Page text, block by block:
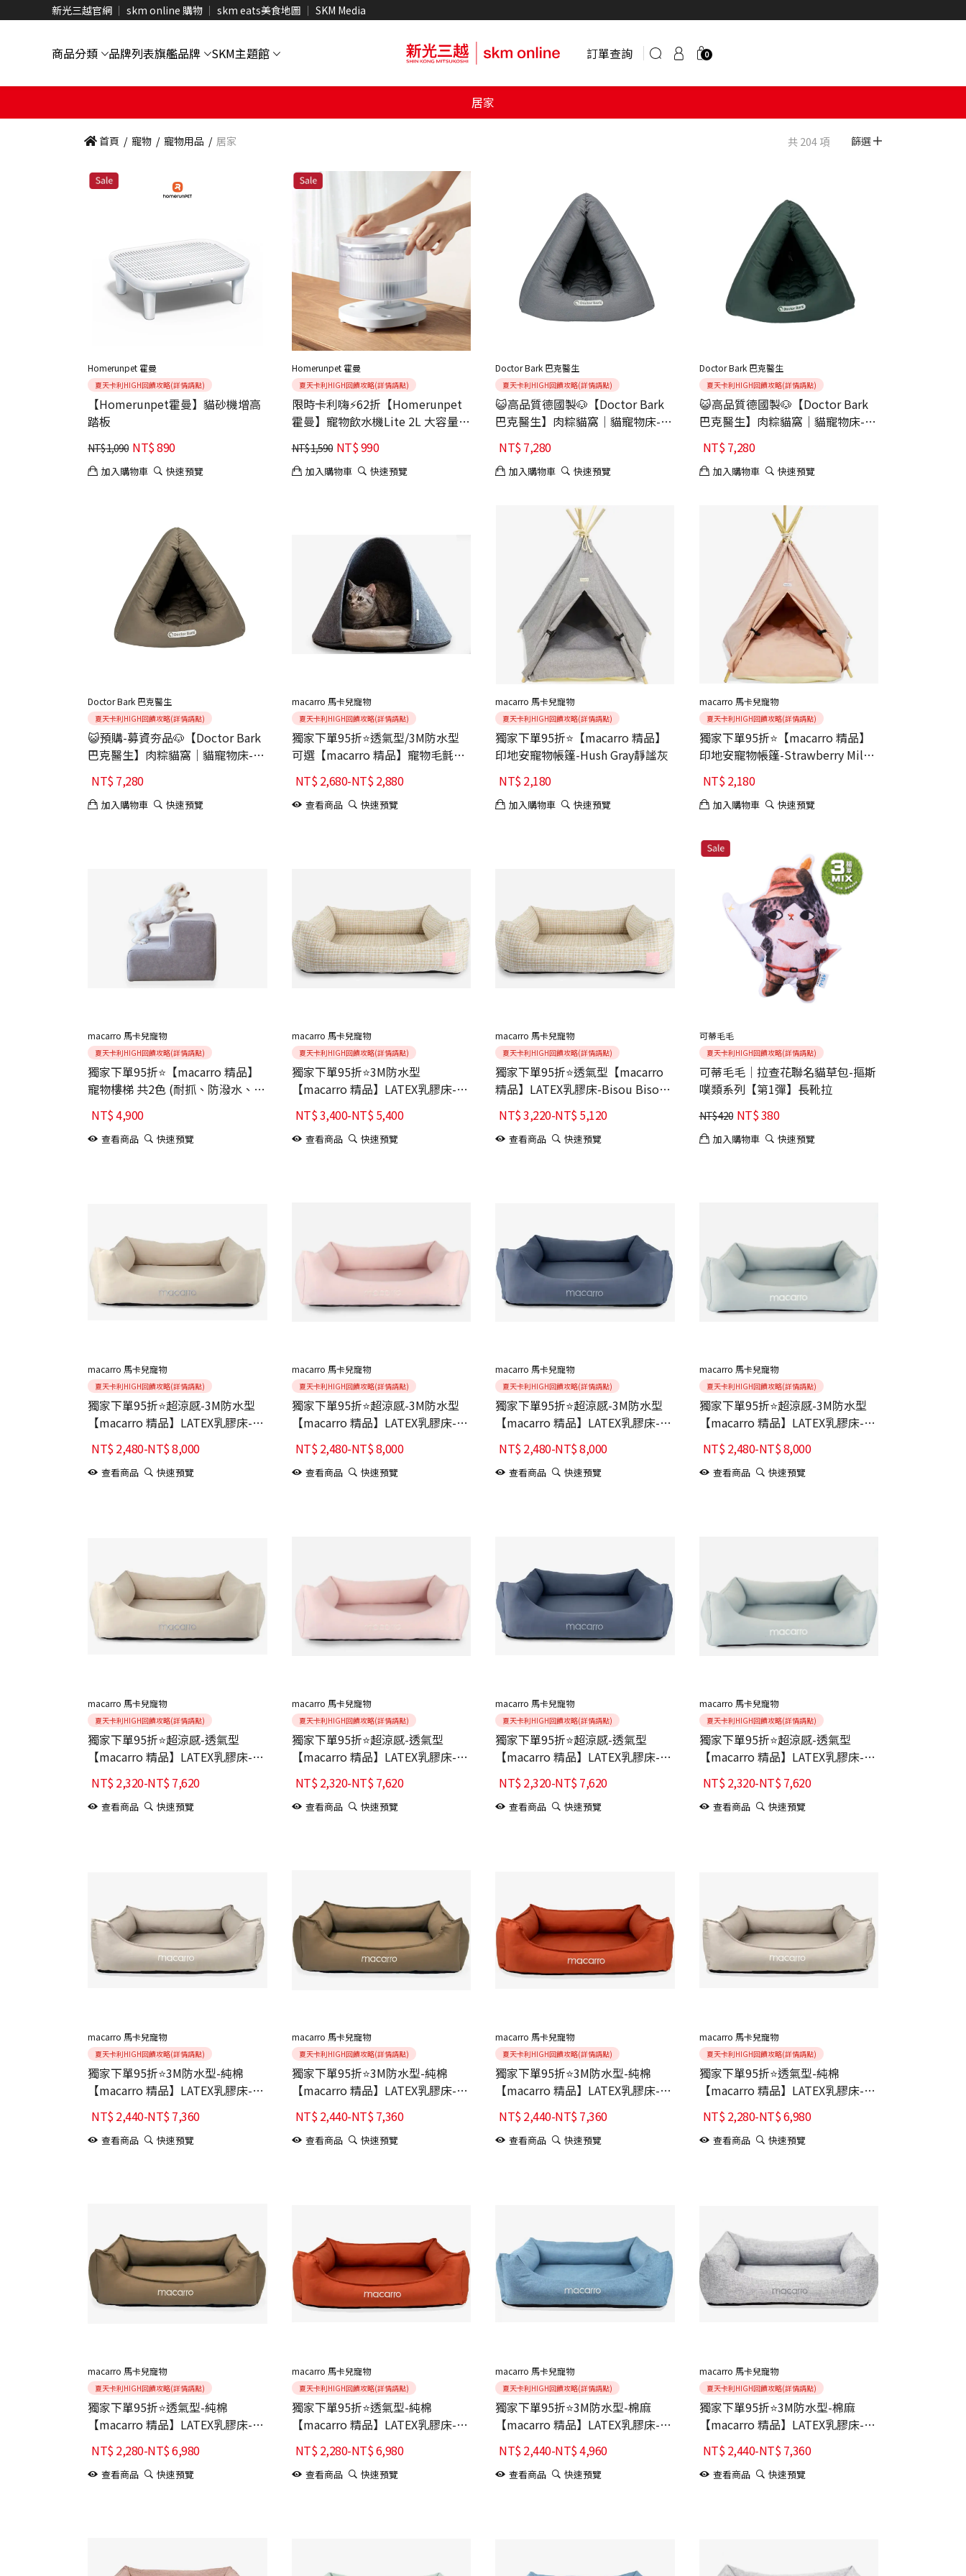
新光三越官網 skm online 購物 skm eats美食地圖 SKM Media
商品分類 品牌列表旗艦品牌 SKM主題館 訂單查詢 0
居家
首頁 / 寵物 / 寵物用品 / 居家 篩選
共 204 項
Homerunpet 霍曼
夏天卡利HIGH回饋攻略(詳情請點)
【Homerunpet霍曼】貓砂機增高
踏板
NT$1,090 NT$890
加入購物車 快速預覽
Homerunpet 霍曼
夏天卡利HIGH回饋攻略(詳情請點)
限時卡利嗨⚡62折【Homerunpet
霍曼】寵物飲水機Lite 2L 大容量
(水電分離設計)
NT$1,590 NT$990
加入購物車 快速預覽
Doctor Bark 巴克醫生
夏天卡利HIGH回饋攻略(詳情請點)
😺高品質德國製🐶【Doctor Bark
巴克醫生】肉粽貓窩｜貓寵物床-海
鷗灰
NT$7,280
加入購物車 快速預覽
Doctor Bark 巴克醫生
夏天卡利HIGH回饋攻略(詳情請點)
😺高品質德國製🐶【Doctor Bark
巴克醫生】肉粽貓窩｜貓寵物床-森
林綠
NT$7,280
加入購物車 快速預覽
Doctor Bark 巴克醫生
夏天卡利HIGH回饋攻略(詳情請點)
😺預購-募資夯品🐶【Doctor Bark
巴克醫生】肉粽貓窩｜貓寵物床-大
地棕
NT$7,280
加入購物車 快速預覽
macarro 馬卡兒寵物
夏天卡利HIGH回饋攻略(詳情請點)
獨家下單95折⭐透氣型/3M防水型
可選【macarro 精品】寵物毛氈圓
弧型LATEX乳膠睡窩
NT$2,680-NT$2,880
查看商品 快速預覽
macarro 馬卡兒寵物
夏天卡利HIGH回饋攻略(詳情請點)
獨家下單95折⭐【macarro 精品】
印地安寵物帳篷-Hush Gray靜謐灰
NT$2,180
加入購物車 快速預覽
macarro 馬卡兒寵物
夏天卡利HIGH回饋攻略(詳情請點)
獨家下單95折⭐【macarro 精品】
印地安寵物帳篷-Strawberry Milk
Shake草莓奶昔
NT$2,180
加入購物車 快速預覽
macarro 馬卡兒寵物
夏天卡利HIGH回饋攻略(詳情請點)
獨家下單95折⭐【macarro 精品】
寵物樓梯 共2色 (耐抓、防潑水、抗
污、不沾毛)/關節照顧
NT$4,900
查看商品 快速預覽
macarro 馬卡兒寵物
夏天卡利HIGH回饋攻略(詳情請點)
獨家下單95折⭐3M防水型
【macarro 精品】LATEX乳膠床-
Bisou Bisou聯名款 雪尼爾布料
NT$3,400-NT$5,400
查看商品 快速預覽
macarro 馬卡兒寵物
夏天卡利HIGH回饋攻略(詳情請點)
獨家下單95折⭐透氣型【macarro
精品】LATEX乳膠床-Bisou Bisou
聯名款 雪尼爾布料
NT$3,220-NT$5,120
查看商品 快速預覽
可蒂毛毛
夏天卡利HIGH回饋攻略(詳情請點)
可蒂毛毛│拉查花聯名貓草包-摳斯
噗類系列【第1彈】長靴拉
NT$420 NT$380
加入購物車 快速預覽
macarro 馬卡兒寵物
夏天卡利HIGH回饋攻略(詳情請點)
獨家下單95折⭐超涼感-3M防水型
【macarro 精品】LATEX乳膠床-卡
NT$2,480-NT$8,000
查看商品 快速預覽
macarro 馬卡兒寵物
夏天卡利HIGH回饋攻略(詳情請點)
獨家下單95折⭐超涼感-3M防水型
【macarro 精品】LATEX乳膠床-柔
紗粉
NT$2,480-NT$8,000
查看商品 快速預覽
macarro 馬卡兒寵物
夏天卡利HIGH回饋攻略(詳情請點)
獨家下單95折⭐超涼感-3M防水型
【macarro 精品】LATEX乳膠床-深
NT$2,480-NT$8,000
查看商品 快速預覽
macarro 馬卡兒寵物
夏天卡利HIGH回饋攻略(詳情請點)
獨家下單95折⭐超涼感-3M防水型
【macarro 精品】LATEX乳膠床-鼠
尾草綠
NT$2,480-NT$8,000
查看商品 快速預覽
macarro 馬卡兒寵物
夏天卡利HIGH回饋攻略(詳情請點)
獨家下單95折⭐超涼感-透氣型
【macarro 精品】LATEX乳膠床-卡
NT$2,320-NT$7,620
查看商品 快速預覽
macarro 馬卡兒寵物
夏天卡利HIGH回饋攻略(詳情請點)
獨家下單95折⭐超涼感-透氣型
【macarro 精品】LATEX乳膠床-柔
紗粉
NT$2,320-NT$7,620
查看商品 快速預覽
macarro 馬卡兒寵物
夏天卡利HIGH回饋攻略(詳情請點)
獨家下單95折⭐超涼感-透氣型
【macarro 精品】LATEX乳膠床-深
NT$2,320-NT$7,620
查看商品 快速預覽
macarro 馬卡兒寵物
夏天卡利HIGH回饋攻略(詳情請點)
獨家下單95折⭐超涼感-透氣型
【macarro 精品】LATEX乳膠床-鼠
尾草綠
NT$2,320-NT$7,620
查看商品 快速預覽
macarro 馬卡兒寵物
夏天卡利HIGH回饋攻略(詳情請點)
獨家下單95折⭐3M防水型-純棉
【macarro 精品】LATEX乳膠床-
Elephant Gray大象灰
NT$2,440-NT$7,360
查看商品 快速預覽
macarro 馬卡兒寵物
夏天卡利HIGH回饋攻略(詳情請點)
獨家下單95折⭐3M防水型-純棉
【macarro 精品】LATEX乳膠床-
Hojicha焙茶棕
NT$2,440-NT$7,360
查看商品 快速預覽
macarro 馬卡兒寵物
夏天卡利HIGH回饋攻略(詳情請點)
獨家下單95折⭐3M防水型-純棉
【macarro 精品】LATEX乳膠床-
Maple楓葉橘紅
NT$2,440-NT$7,360
查看商品 快速預覽
macarro 馬卡兒寵物
夏天卡利HIGH回饋攻略(詳情請點)
獨家下單95折⭐透氣型-純棉
【macarro 精品】LATEX乳膠床-
Elephant Gray大象灰
NT$2,280-NT$6,980
查看商品 快速預覽
macarro 馬卡兒寵物
夏天卡利HIGH回饋攻略(詳情請點)
獨家下單95折⭐透氣型-純棉
【macarro 精品】LATEX乳膠床-
Hojicha焙茶棕
NT$2,280-NT$6,980
查看商品 快速預覽
macarro 馬卡兒寵物
夏天卡利HIGH回饋攻略(詳情請點)
獨家下單95折⭐透氣型-純棉
【macarro 精品】LATEX乳膠床-
Maple楓葉橘紅
NT$2,280-NT$6,980
查看商品 快速預覽
macarro 馬卡兒寵物
夏天卡利HIGH回饋攻略(詳情請點)
獨家下單95折⭐3M防水型-棉麻
【macarro 精品】LATEX乳膠床-
Denim丹寧藍
NT$2,440-NT$4,960
查看商品 快速預覽
macarro 馬卡兒寵物
夏天卡利HIGH回饋攻略(詳情請點)
獨家下單95折⭐3M防水型-棉麻
【macarro 精品】LATEX乳膠床-
Glacier Gray冰川灰
NT$2,440-NT$7,360
查看商品 快速預覽